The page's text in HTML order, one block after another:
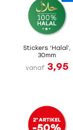
Stickers ‘Halal’,
30mm
vanaf 3,95